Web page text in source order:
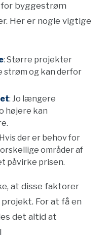
byggestrøm
Her er nogle vigtige
: Større projekter
og kan derfor
: Jo længere
højere kan
der er behov for
områder af
påvirke prisen.
at disse faktorer
For at få en
det altid at